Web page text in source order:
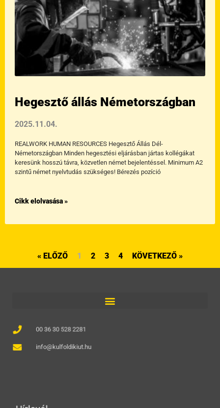
Hegesztő állás Németországban
2025.11.04.
REALWORK HUMAN RESOURCES Hegesztő Állás Dél-
Németországban Minden hegesztési eljárásban jártas kollégákat
keresünk hosszú távra, közvetlen német bejelentéssel. Minimum A2
szintű német nyelvtudás szükséges! Bérezés pozíció
Cikk elolvasása »
« ELŐZŐ 1 2 3 4 KÖVETKEZŐ »
00 36 30 528 2281
info@kulfoldikiut.hu